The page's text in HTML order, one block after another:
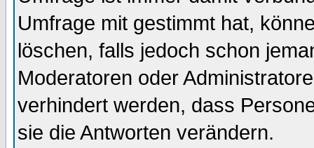
Umfrage mit gestimmt hat,
löschen, falls jedoch schon
Moderatoren oder
verhindert werden, dass
sie die Antworten verändern.